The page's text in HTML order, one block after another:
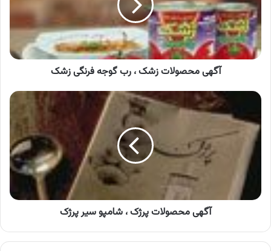
رب
گوجه
فرنگی
زشک
آگهی محصولات زشک ، رب گوجه فرنگی زشک
آگهی
پرژک
،
شامپو
سیر
پرژک
آگهی محصولات پرژک ، شامپو سیر پرژک